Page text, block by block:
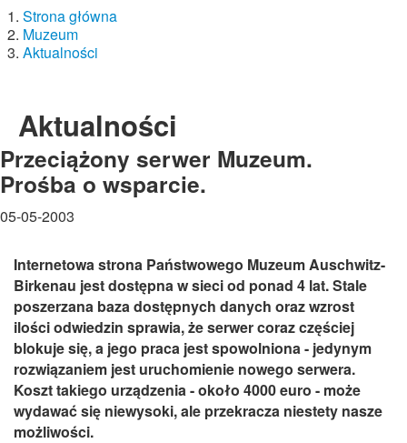
Strona główna
Muzeum
Aktualności
Aktualności
Przeciążony serwer Muzeum.
Prośba o wsparcie.
05-05-2003
Internetowa strona Państwowego Muzeum Auschwitz-
Birkenau jest dostępna w sieci od ponad 4 lat. Stale
poszerzana baza dostępnych danych oraz wzrost
ilości odwiedzin sprawia, że serwer coraz częściej
blokuje się, a jego praca jest spowolniona - jedynym
rozwiązaniem jest uruchomienie nowego serwera.
Koszt takiego urządzenia - około 4000 euro - może
wydawać się niewysoki, ale przekracza niestety nasze
możliwości.